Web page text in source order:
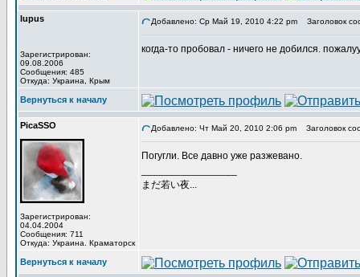
lupus
Зарегистрирован:
09.08.2006
Сообщения: 485
Откуда: Украина, Крым
Добавлено: Ср Май 19, 2010 4:22 pm Заголовок
когда-то пробовал - ничего не добился.
Вернуться к началу
PicaSSO
Зарегистрирован:
04.04.2004
Сообщения: 711
Откуда: Украина. Краматорск
Добавлено: Чт Май 20, 2010 2:06 pm Заголовок
Погугли. Все давно уже разжевано.
まだ若い夜...
Вернуться к началу